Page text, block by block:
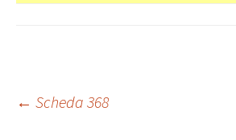
Navigazione
← Scheda 368